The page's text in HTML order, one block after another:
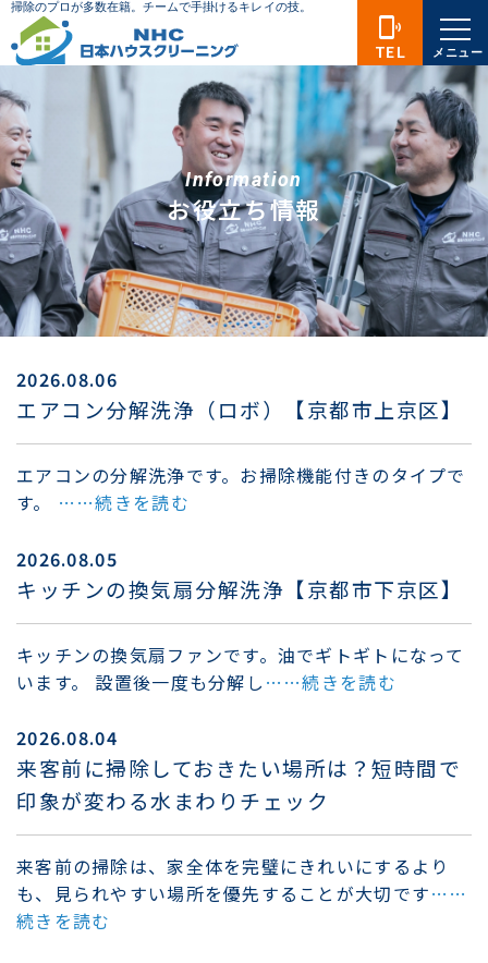
Information
お役立ち情報
2026.08.06
エアコン分解洗浄（ロボ）【京都市上京区】
エアコンの分解洗浄です。お掃除機能付きのタイプで
す。 ……続きを読む
2026.08.05
キッチンの換気扇分解洗浄【京都市下京区】
キッチンの換気扇ファンです。油でギトギトになって
います。 設置後一度も分解し ……続きを読む
2026.08.04
来客前に掃除しておきたい場所は？短時間で
印象が変わる水まわりチェック
来客前の掃除は、家全体を完璧にきれいにするより
も、見られやすい場所を優先することが大切です……
続きを読む
phonelink_ring
TEL メニュー